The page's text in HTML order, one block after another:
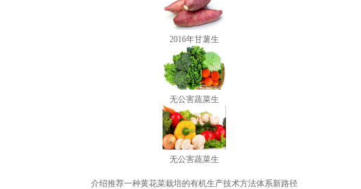
2016年甘薯生
无公害蔬菜生
无公害蔬菜生
介绍推荐一种黄花菜栽培的有机生产技术方法体系新路径